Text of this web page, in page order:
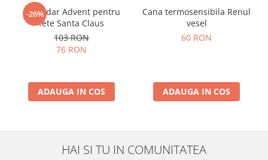
-26%
Calendar Advent pentru
fete Santa Claus
103 RON
76 RON
ADAUGA IN COS
Cana termosensibila Renul
vesel
60 RON
ADAUGA IN COS
HAI SI TU IN COMUNITATEA